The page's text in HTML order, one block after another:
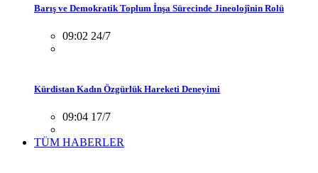
Barış ve Demokratik Toplum İnşa Sürecinde Jineolojînin Rolü
09:02 24/7
Kürdistan Kadın Özgürlük Hareketi Deneyimi
09:04 17/7
TÜM HABERLER